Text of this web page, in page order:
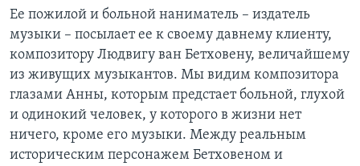
Ее пожилой и больной наниматель – издатель
музыки – посылает ее к своему давнему клиенту,
композитору Людвигу ван Бетховену, величайшему
из живущих музыкантов. Мы видим композитора
глазами Анны, которым предстает больной, глухой
и одинокий человек, у которого в жизни нет
ничего, кроме его музыки. Между реальным
историческим персонажем Бетховеном и